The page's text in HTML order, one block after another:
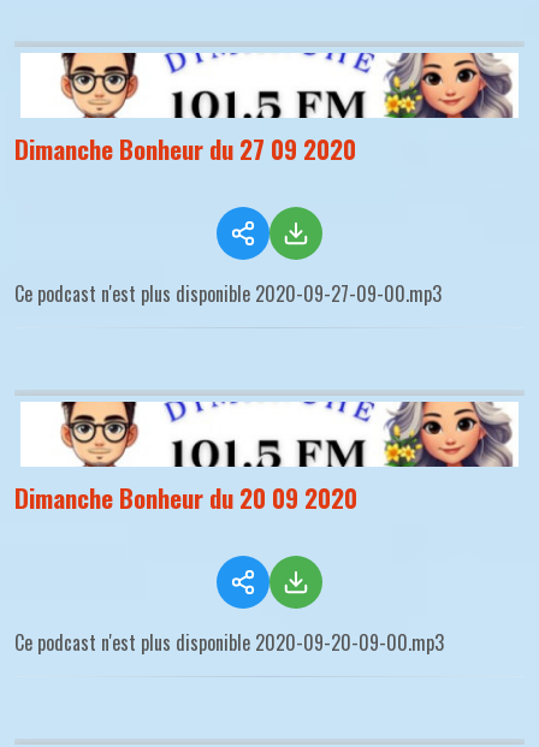
Dimanche Bonheur du 27 09 2020
Ce podcast n'est plus disponible 2020-09-27-09-00.mp3
Dimanche Bonheur du 20 09 2020
Ce podcast n'est plus disponible 2020-09-20-09-00.mp3